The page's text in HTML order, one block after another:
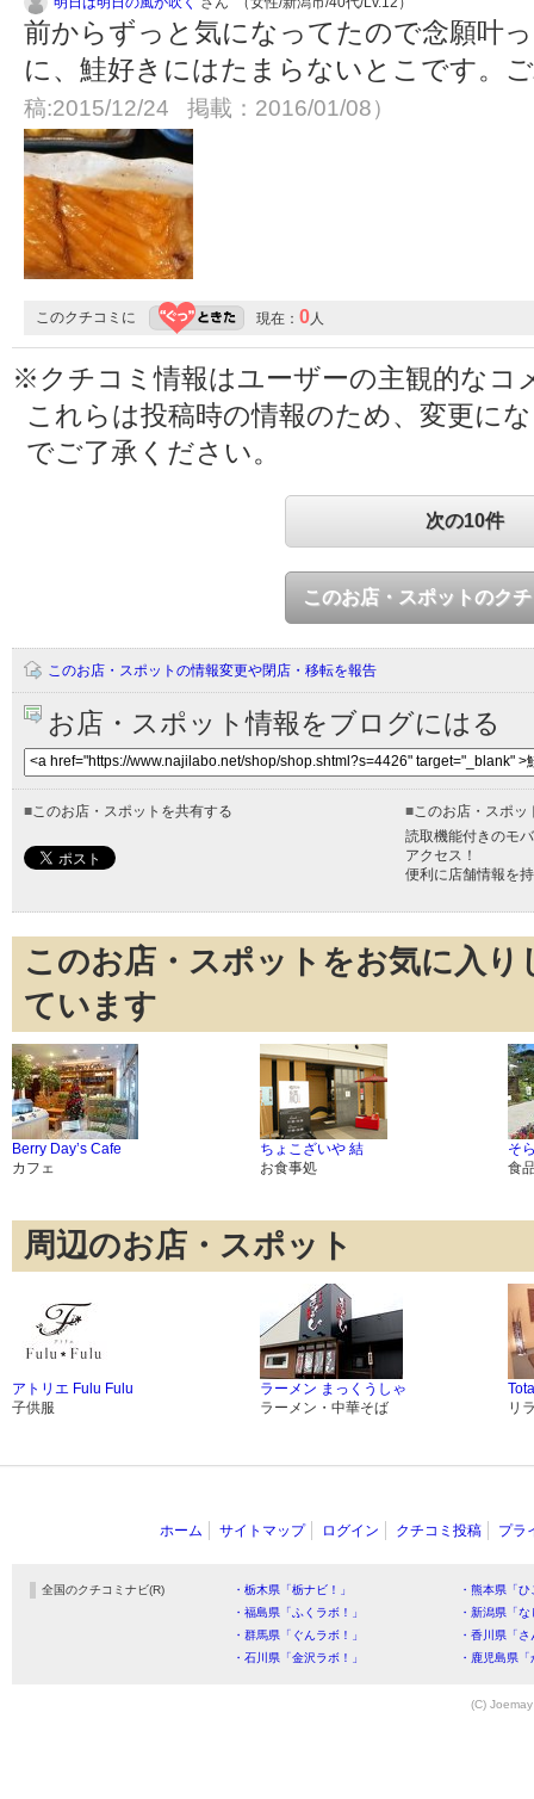
前からずっと気になってたので念願叶
に、鮭好きにはたまらないとこです。
稿:2015/12/24 掲載：2016/01/08）
このクチコミに 現在： 0 人
※クチコミ情報はユーザーの主観的なコ
これらは投稿時の情報のため、変更に
でご了承ください。
次の10件
このお店・スポットのク
このお店・スポットの情報変更や閉店・移転を報告
お店・スポット情報をブログにはる
■ このお店・スポットを共有する ■ このお店・スポ
読取機能付きのモ
アクセス！
便利に店舗情報を
このお店・スポットをお気に入
ています
Berry Day’s Cafe
カフェ
ちょこざいや 結
お食事処
そ
食
周辺のお店・スポット
アトリエ Fulu Fulu
子供服
ラーメン まっくうしゃ
ラーメン・中華そば
リ
ホーム サイトマップ ログイン クチコミ投稿 プラ
全国のクチコミナビ(R) ・栃木県「栃ナビ！」
・熊本県「
・福島県「ふくラボ！」
・新潟県「
・群馬県「ぐんラボ！」
・香川県「
・石川県「金沢ラボ！」
・鹿児島県
(C)